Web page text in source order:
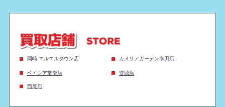
岡崎 エルエルタウン店 カメリアガーデン幸田店
ベイシア常滑店 安城店
西尾店